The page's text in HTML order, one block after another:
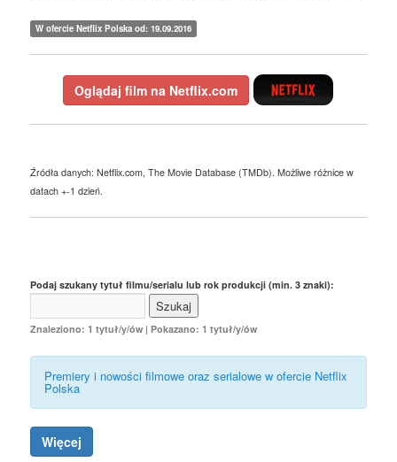
W ofercie Netflix Polska od: 19.09.2016
Oglądaj film na Netflix.com
Źródła danych: Netflix.com, The Movie Database (TMDb). Możliwe różnice w
datach +-1 dzień.
Podaj szukany tytuł filmu/serialu lub rok produkcji (min. 3 znaki):
Znaleziono: 1 tytuł/y/ów | Pokazano: 1 tytuł/y/ów
Premiery i nowości filmowe oraz serialowe w ofercie Netflix
Polska
Więcej